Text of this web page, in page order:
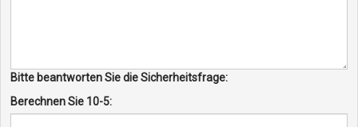
Bitte beantworten Sie die Sicherheitsfrage:
Berechnen Sie 10-5: